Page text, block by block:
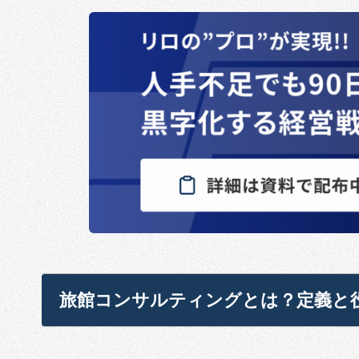
旅館コンサルティングとは？定義と